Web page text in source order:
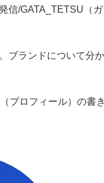
信/GATA_TETSU（
ブランドについて分
プロフィール）の書